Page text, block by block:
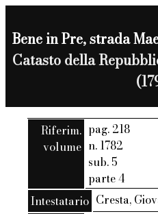
Bene in Pre, strada
Catasto della
Riferim.
volume
pag. 218
n. 1782
sub. 5
parte 4
Intestatario Cresta,